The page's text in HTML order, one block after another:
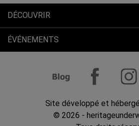
DÉCOUVRIR
ÉVÉNEMENTS
Site développé et
© 2026 -